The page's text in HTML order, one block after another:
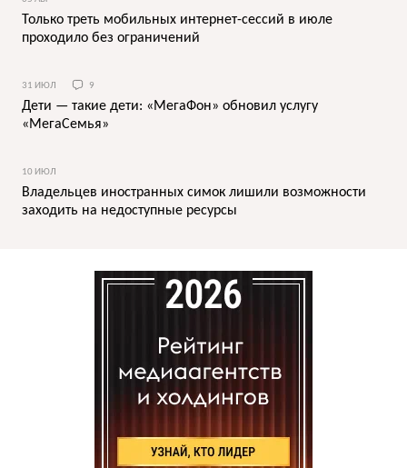
Только треть мобильных интернет-сессий в июле
проходило без ограничений
31 ИЮЛ 9
Дети — такие дети: «МегаФон» обновил услугу
«МегаСемья»
10 ИЮЛ
Владельцев иностранных симок лишили возможности
заходить на недоступные ресурсы